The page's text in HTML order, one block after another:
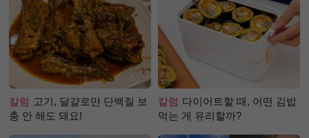
칼럼 고기, 달걀로만 단백질 보
충 안 해도 돼요!
칼럼 다이어트할 때, 어떤 김밥
먹는 게 유리할까?